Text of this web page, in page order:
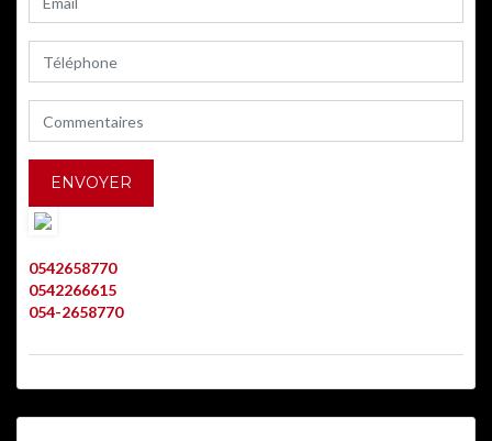
0542658770
0542266615
054-2658770